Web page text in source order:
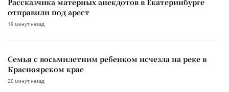
отправили под арест
19 минут назад
Семья с восьмилетним ребенком исчезла на реке в
Красноярском крае
20 минут назад